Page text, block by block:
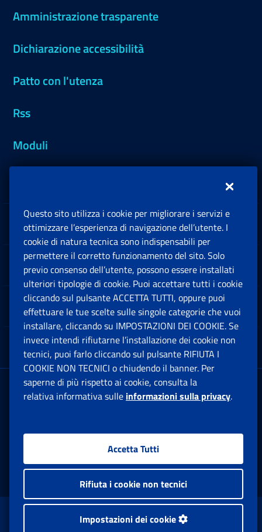
Amministrazione trasparente
Dichiarazione accessibilità
Patto con l'utenza
Rss
Moduli
Sedi e Contatti
Software
Note Legali
App mobile
Sede Legale : Via Ciro il Grande, 21
00144 Roma
Facebook: Apre una nuova finestra
Twitter: Apre una nuova finestra
Whatsapp: Apre una nuova
Youtube: Apre una
Instagram:
www.inps.gov.it © 1997-2026
Questo sito utilizza i cookie per migliorare i servizi e
ottimizzare l’esperienza di navigazione dell’utente. I
cookie di natura tecnica sono indispensabili per
permettere il corretto funzionamento del sito. Solo
previo consenso dell’utente, possono essere installati
ulteriori tipologie di cookie. Puoi accettare tutti i cookie
cliccando sul pulsante ACCETTA TUTTI, oppure puoi
effettuare le tue scelte sulle singole categorie che vuoi
installare, cliccando su IMPOSTAZIONI DEI COOKIE. Se
invece intendi rifiutarne l’installazione dei cookie non
tecnici, puoi farlo cliccando sul pulsante RIFIUTA I
COOKIE NON TECNICI o chiudendo il banner. Per
saperne di più rispetto ai cookie, consulta la
relativa informativa sulle informazioni sulla privacy.
Accetta Tutti
Rifiuta i cookie non tecnici
Impostazioni dei cookie